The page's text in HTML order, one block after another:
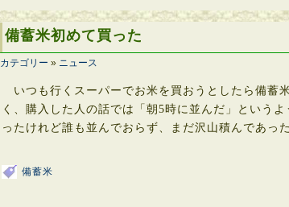
備蓄米初めて買った
カテゴリー » ニュース
いつも行くスーパーでお米を買おうとしたら備蓄
く、購入した人の話では「朝5時に並んだ」という
ったけれど誰も並んでおらず、まだ沢山積んであった
備蓄米